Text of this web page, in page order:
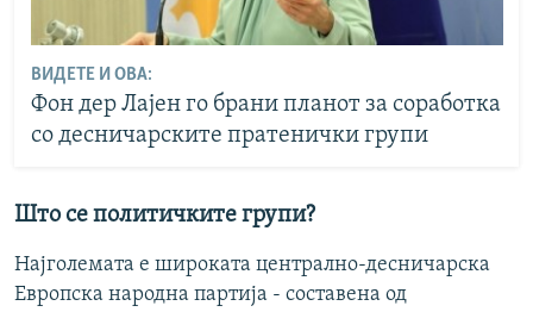
ВИДЕТЕ И ОВА:
Фон дер Лајен го брани планот за соработка
со десничарските пратенички групи
Што се политичките групи?
Најголемата е широката централно-десничарска
Европска народна партија - составена од